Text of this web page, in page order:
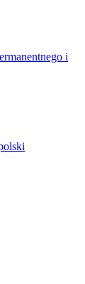
i